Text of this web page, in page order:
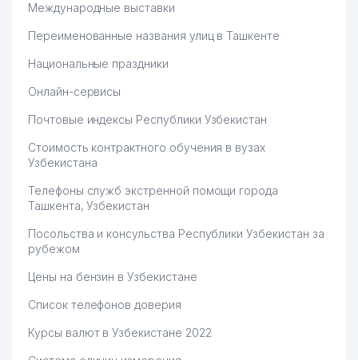
Международные выставки
Переименованные названия улиц в Ташкенте
Национальные праздники
Онлайн-сервисы
Почтовые индексы Республики Узбекистан
Стоимость контрактного обучения в вузах
Узбекистана
Телефоны служб экстренной помощи города
Ташкента, Узбекистан
Посольства и консульства Республики Узбекистан за
рубежом
Цены на бензин в Узбекистане
Список телефонов доверия
Курсы валют в Узбекистане 2022